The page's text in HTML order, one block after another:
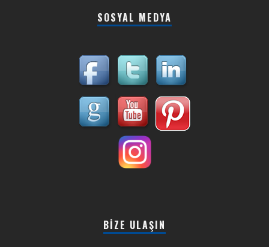
SOSYAL MEDYA
BIZE ULAŞIN